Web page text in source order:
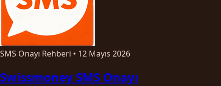
SMS Onayı Rehberi • 12 Mayıs 2026
Swissmoney SMS Onayı